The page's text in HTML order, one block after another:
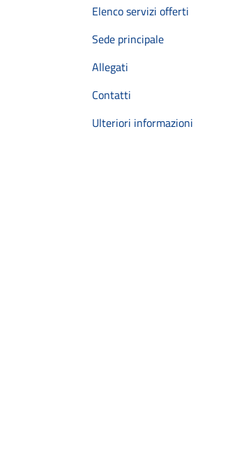
Elenco servizi offerti
Sede principale
Allegati
Contatti
Ulteriori informazioni